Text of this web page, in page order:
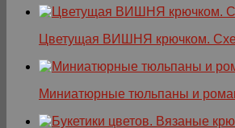
Цветущая ВИШНЯ крючком.
Миниатюрные тюльпаны и